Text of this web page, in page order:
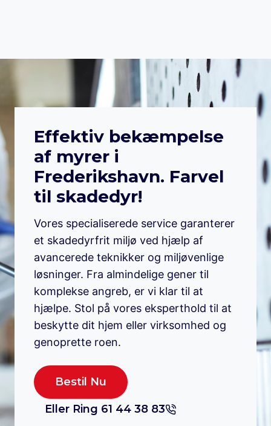
Effektiv bekæmpelse
af myrer i
Frederikshavn. Farvel
til skadedyr!
Vores specialiserede service garanterer
et skadedyrfrit miljø ved hjælp af
avancerede teknikker og miljøvenlige
løsninger. Fra almindelige gener til
komplekse angreb, er vi klar til at
hjælpe. Stol på vores eksperthold til at
beskytte dit hjem eller virksomhed og
genoprette roen.
Bestil Nu
Eller Ring 61 44 38 83